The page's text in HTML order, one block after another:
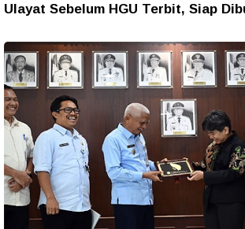
Ulayat Sebelum HGU Terbit, Siap